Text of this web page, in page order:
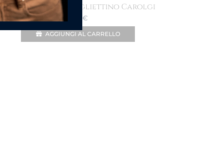
Shopper Bag con bigliettino Carolgi
€
AGGIUNGI AL CARRELLO